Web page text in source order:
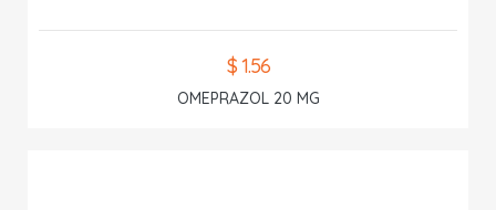
$ 1.56
OMEPRAZOL 20 MG